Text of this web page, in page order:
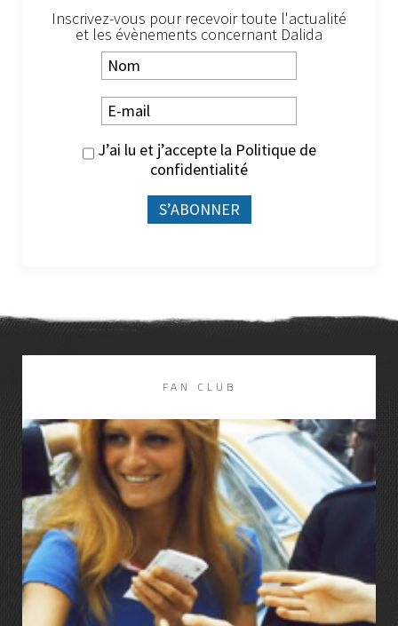
Inscrivez-vous pour recevoir toute l'actualité
et les évènements concernant Dalida
J’ai lu et j’accepte la Politique de
confidentialité
FAN CLUB
LIRE LA SUITE